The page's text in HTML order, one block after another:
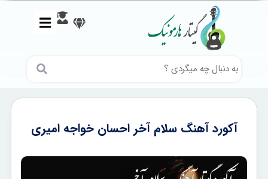
آکورد آهنگ سلام آخر احسان خواجه امیری